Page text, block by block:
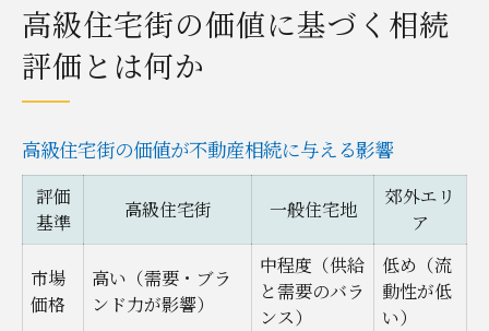
高級住宅街の価値に基づく相続
評価とは何か
高級住宅街の価値が不動産相続に与える影響
評価
基準
高級住宅街 一般住宅地
郊外エリ
ア
市場
価格
高い（需要・ブラ
ンド力が影響）
中程度（供給
と需要のバラ
ンス）
低め（流
動性が低
い）